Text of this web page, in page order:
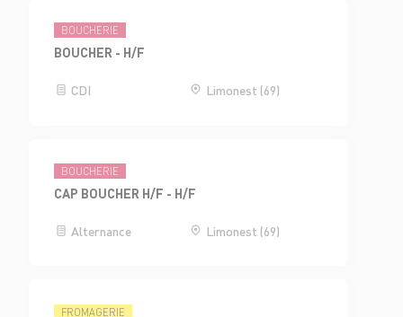
BOUCHERIE
BOUCHER - H/F
CDI Limonest (69)
BOUCHERIE
CAP BOUCHER H/F - H/F
Alternance Limonest (69)
FROMAGERIE